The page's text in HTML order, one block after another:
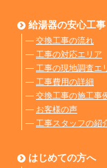
給湯器の安心工事
― 交換工事の流れ
― 工事の対応エリア
― 工事の現地調査エ
― 工事費用の詳細
― 交換工事の施工事
― お客様の声
― 工事スタッフの紹
はじめての方へ